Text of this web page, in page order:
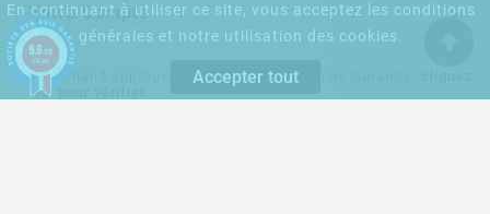
En continuant à utiliser ce site, vous acceptez les conditions
générales et notre utilisation des cookies.
Accepter tout
Votre Compte 
Marchand approuvé par la Société des Avis Garantis,
ici pour vérifier
9.6 /10
870 avis